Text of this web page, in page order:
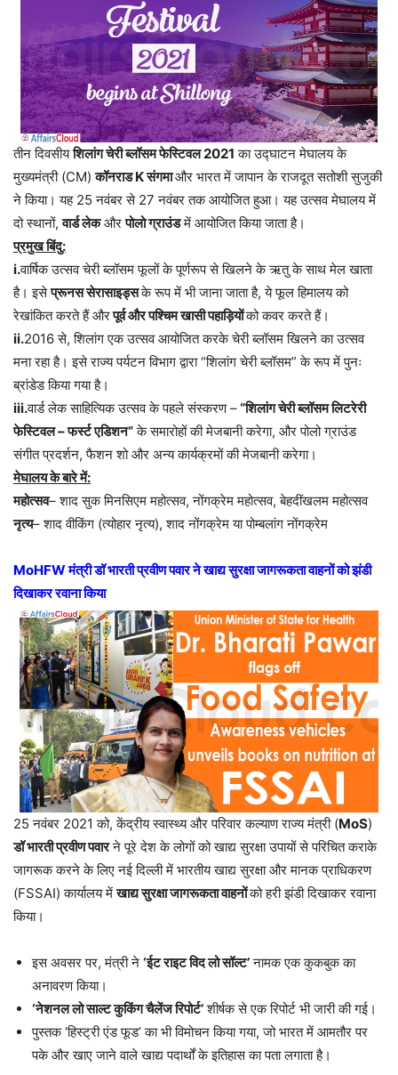
तीन दिवसीयशिलांग चेरी ब्लॉसम फेस्टिवल 2021 का उद्घाटन मेघालय के
मुख्यमंत्री (CM)कॉनराड K संगमाऔर भारत में जापान के राजदूत सतोशी सुजुकी
ने किया। यह 25 नवंबर से 27 नवंबर तक आयोजित हुआ। यह उत्सव मेघालय में
दो स्थानों,वार्ड लेकऔरपोलो ग्राउंडमें आयोजित किया जाता है।
प्रमुख बिंदु:
i.वार्षिक उत्सव चेरी ब्लॉसम फूलों के पूर्णरूप से खिलने के ऋतु के साथ मेल खाता
है। इसेप्रूनस सेरासाइड्सके रूप में भी जाना जाता है, ये फूल हिमालय को
रेखांकित करते हैं औरपूर्व और पश्चिम खासी पहाड़ियोंको कवर करते हैं।
ii.2016 से, शिलांग एक उत्सव आयोजित करके चेरी ब्लॉसम खिलने का उत्सव
मना रहा है। इसे राज्य पर्यटन विभाग द्वारा “शिलांग चेरी ब्लॉसम” के रूप में पुनः
ब्रांडेड किया गया है।
iii.वार्ड लेक साहित्यिक उत्सव के पहले संस्करण –“शिलांग चेरी ब्लॉसम लिटरेरी
फेस्टिवल – फर्स्ट एडिशन”के समारोहों की मेजबानी करेगा, और पोलो ग्राउंड
संगीत प्रदर्शन, फैशन शो और अन्य कार्यक्रमों की मेजबानी करेगा।
मेघालय के बारे में:
महोत्सव– शाद सुक मिनसिएम महोत्सव, नोंगक्रेम महोत्सव, बेहदींखलम महोत्सव
नृत्य– शाद वीकिंग (त्योहार नृत्य), शाद नोंगक्रेम या पोम्बलांग नोंगक्रेम
MoHFW मंत्री डॉ भारती प्रवीण पवार ने खाद्य सुरक्षा जागरूकता वाहनों को झंडी
दिखाकर रवाना किया
25 नवंबर 2021 को, केंद्रीय स्वास्थ्य और परिवार कल्याण राज्य मंत्री (MoS)
डॉ भारती प्रवीण पवारने पूरे देश के लोगों को खाद्य सुरक्षा उपायों से परिचित कराके
जागरूक करने के लिए नई दिल्ली में भारतीय खाद्य सुरक्षा और मानक प्राधिकरण
(FSSAI) कार्यालय मेंखाद्य सुरक्षा जागरूकता वाहनोंको हरी झंडी दिखाकर रवाना
किया।
इस अवसर पर, मंत्री ने ‘ईट राइट विद लो सॉल्ट’नामक एक कुकबुक का
अनावरण किया।
‘नेशनल लो साल्ट कुकिंग चैलेंज रिपोर्ट’शीर्षक से एक रिपोर्ट भी जारी की गई।
पुस्तक ‘हिस्ट्री एंड फूड’ का भी विमोचन किया गया, जो भारत में आमतौर पर
पके और खाए जाने वाले खाद्य पदार्थों के इतिहास का पता लगाता है।